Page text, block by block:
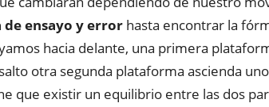
ensayo y error hasta encontrar la
hacia delante, una primera
otra segunda plataforma ascienda
que existir un equilibrio entre las dos